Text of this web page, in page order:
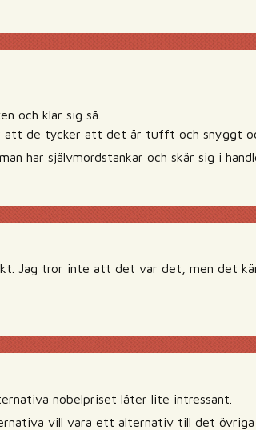
och klär sig så.
att de tycker att det är tufft och snyggt
har självmordstankar och skär sig i
Jag tror inte att det var det, men det
nobelpriset låter lite intressant.
vill vara ett alternativ till det